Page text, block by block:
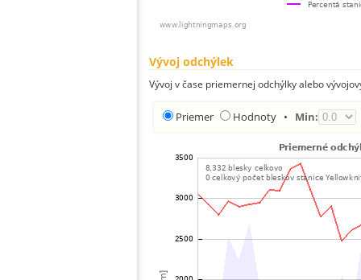
Vývoj odchýlek
Vývoj v čase priemernej odchýlky alebo
Priemer Hodnoty • Min: